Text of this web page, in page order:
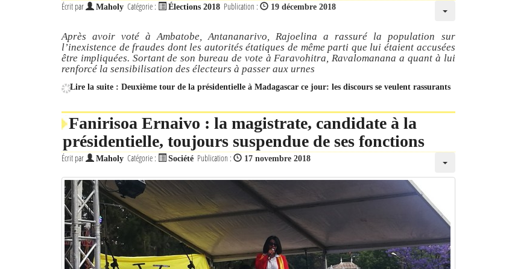
Écrit par Maholy Catégorie : Élections 2018 Publication : 19 décembre 2018
Après avoir voté à Ambatobe, Antananarivo, Rajoelina a rassuré la population sur
l’inexistence de fraudes dont les autorités étatiques de même parti que lui étaient accusées
être impliquées. Sortant de son bureau de vote à Faravohitra, Ravalomanana a quant à lui
renforcé la sensibilisation des électeurs à passer aux urnes
Lire la suite : Deuxième tour de la présidentielle à Madagascar ce jour: les discours se veulent rassurants
Fanirisoa Ernaivo : la magistrate, candidate à la
présidentielle, toujours suspendue de ses fonctions
Écrit par Maholy Catégorie : Société Publication : 17 novembre 2018